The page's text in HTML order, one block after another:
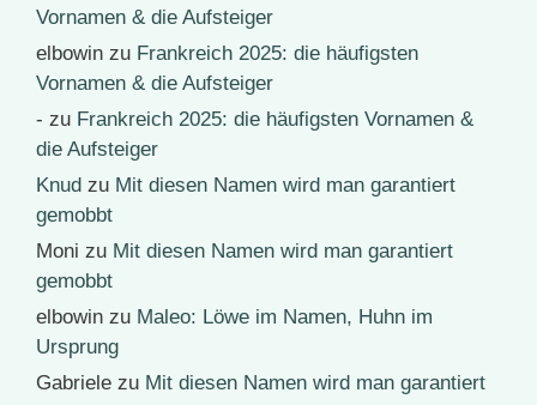
Vornamen & die Aufsteiger
elbowin zu Frankreich 2025: die häufigsten
Vornamen & die Aufsteiger
- zu Frankreich 2025: die häufigsten Vornamen &
die Aufsteiger
Knud zu Mit diesen Namen wird man garantiert
gemobbt
Moni zu Mit diesen Namen wird man garantiert
gemobbt
elbowin zu Maleo: Löwe im Namen, Huhn im
Ursprung
Gabriele zu Mit diesen Namen wird man garantiert